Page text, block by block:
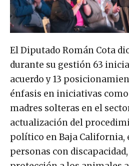
El Diputado Román Cota
durante su gestión 63
acuerdo y 13
énfasis en iniciativas
madres solteras en el
actualización del
político en Baja California,
personas con